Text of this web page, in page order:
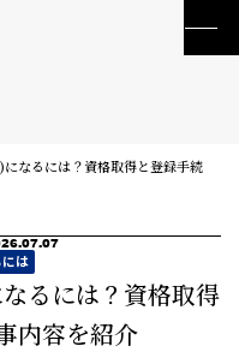
なるには？資格取得と登録手続
は
るには？資格取得
内容を紹介